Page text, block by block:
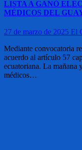
LISTA A GANÓ
MÉDICOS DEL
27 de marzo de 2025 El
Mediante convocatoria
acuerdo al artículo 57
ecuatoriana. La mañana
médicos…